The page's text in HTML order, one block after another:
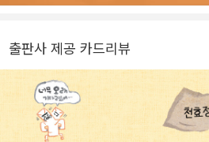
출판사 제공 카드리뷰